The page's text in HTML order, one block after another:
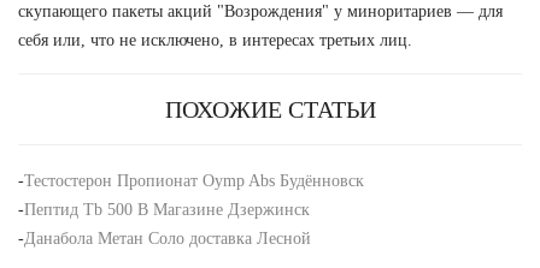
скупающего пакеты акций "Возрождения" у миноритариев — для
себя или, что не исключено, в интересах третьих лиц.
ПОХОЖИЕ СТАТЬИ
-Тестостерон Пропионат Oymp Abs Будённовск
-Пептид Tb 500 В Магазине Дзержинск
-Данабола Метан Соло доставка Лесной